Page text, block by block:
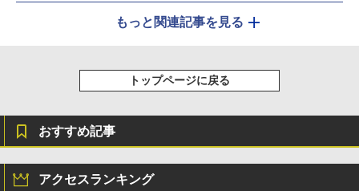
もっと関連記事を見る
トップページに戻る
おすすめ記事
アクセスランキング